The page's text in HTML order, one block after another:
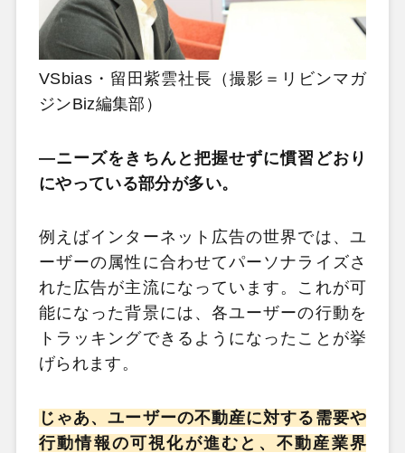
VSbias・留田紫雲社長（撮影＝リビンマガ
ジンBiz編集部）
―ニーズをきちんと把握せずに慣習どおり
にやっている部分が多い。
例えばインターネット広告の世界では、ユ
ーザーの属性に合わせてパーソナライズさ
れた広告が主流になっています。これが可
能になった背景には、各ユーザーの行動を
トラッキングできるようになったことが挙
げられます。
じゃあ、ユーザーの不動産に対する需要や
行動情報の可視化が進むと、不動産業界